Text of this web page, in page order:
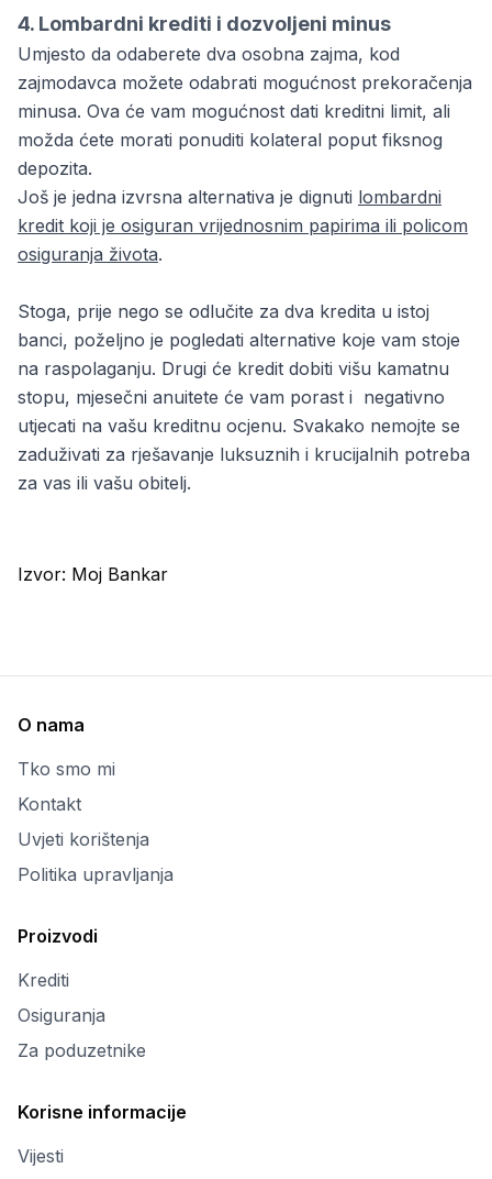
4. Lombardni krediti i dozvoljeni minus
Umjesto da odaberete dva osobna zajma, kod
zajmodavca možete odabrati mogućnost prekoračenja
minusa. Ova će vam mogućnost dati kreditni limit, ali
možda ćete morati ponuditi kolateral poput fiksnog
depozita.
Još je jedna izvrsna alternativa je dignuti lombardni
kredit koji je osiguran vrijednosnim papirima ili policom
osiguranja života.
Stoga, prije nego se odlučite za dva kredita u istoj
banci, poželjno je pogledati alternative koje vam stoje
na raspolaganju. Drugi će kredit dobiti višu kamatnu
stopu, mjesečni anuitete će vam porast i negativno
utjecati na vašu kreditnu ocjenu. Svakako nemojte se
zaduživati za rješavanje luksuznih i krucijalnih potreba
za vas ili vašu obitelj.
Izvor: Moj Bankar
O nama
Tko smo mi
Kontakt
Uvjeti korištenja
Politika upravljanja
Proizvodi
Krediti
Osiguranja
Za poduzetnike
Korisne informacije
Vijesti